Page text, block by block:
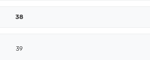
38
39